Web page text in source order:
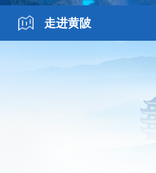
走进黄陂